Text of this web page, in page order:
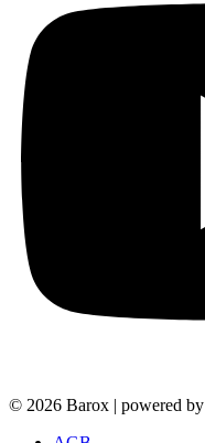
© 2026 Barox | powered by